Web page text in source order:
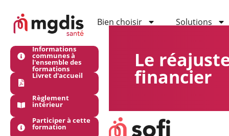
Bien choisir Solutions
Informations
communes à
l'ensemble des
formations
Livret d'accueil
Règlement
intérieur
Participer à cette
formation
Le
financier